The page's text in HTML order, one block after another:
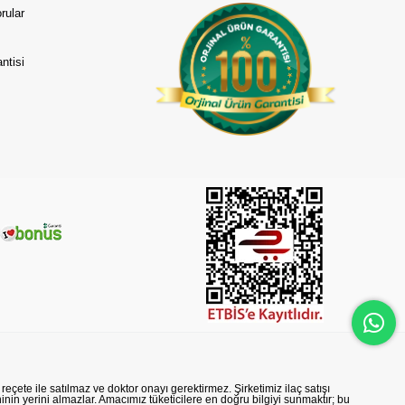
ile satılmaz ve doktor onayı gerektirmez. Şirketimiz ilaç satışı
yerini almazlar. Amacımız tüketicilere en doğru bilgiyi sunmaktır; bu